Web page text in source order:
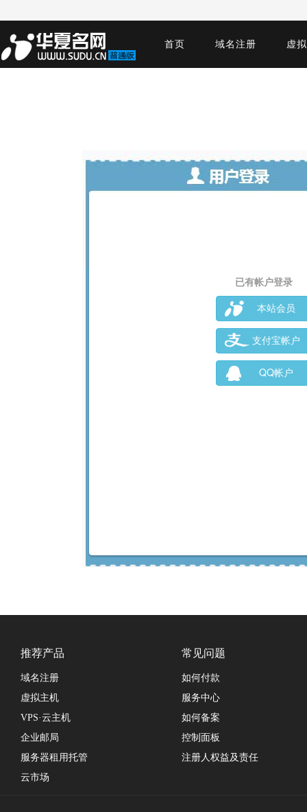
首页 域名注册 虚
已有帐户登录
本站会员
支付宝帐户
QQ帐户
推荐产品
域名注册
虚拟主机
VPS·云主机
企业邮局
服务器租用托管
云市场
常见问题
如何付款
服务中心
如何备案
控制面板
注册人权益及责任